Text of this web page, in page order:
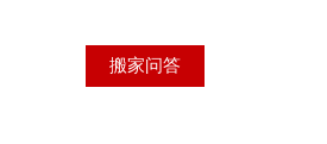
搬家问答